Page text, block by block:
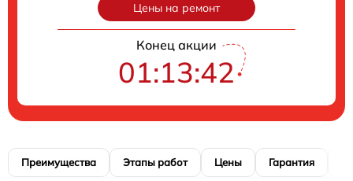
Цены на ремонт
Конец акции
01:13:41
Преимущества Этапы работ Цены Гарантия